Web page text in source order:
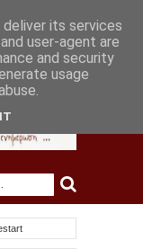
its services
user-agent are
and security
usage